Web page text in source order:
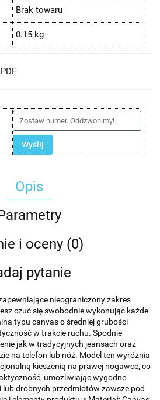
Brak towaru
0.15 kg
Wyślij
Opis
i oceny (0)
pytanie
nieograniczony zakres
czuć się swobodnie wykonując każde
typu canvas o średniej grubości
w trakcie ruchu. Spodnie
jak w tradycyjnych jeansach oraz
na telefon lub nóż. Model ten wyróżnia
kieszenią na prawej nogawce, co
umożliwiając wygodne
drobnych przedmiotów zawsze pod